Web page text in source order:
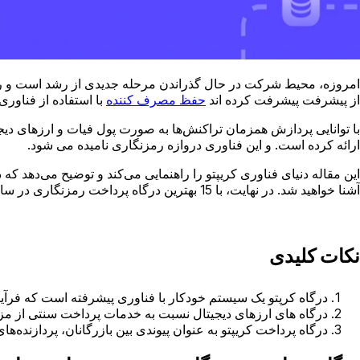
امروزه، محیط شرکت در حال گذراندن مرحله جدیدی از رشد است و
از پیشرفت پیشرفت کرده اند حفظ مصرف کننده با استفاده از
با توانایی پردازش همزمان تراکنش‌ها به صورت پول فیات و ارزهای
ارائه کرده است. و این فناوری دروازه رمزنگاری نامیده می شود.
این مقاله دنیای فناوری کریپتو را راهنمایی می‌کند و توضیح
آشنا خواهید شد. در نهایت، با 15 بهترین درگاه پرداخت رمزنگاری در سال 2023 آشنا خواهید شد که ارزش دیدن دارند.
نکات کلیدی
درگاه کرپتو یک سیستم خودکار با فناوری پیشرفته است که
درگاه های ارزهای دیجیتال نسبت به خدمات پرداخت سنتی از
درگاه پرداخت کریپتو به عنوان پیوندی بین بازرگانان،